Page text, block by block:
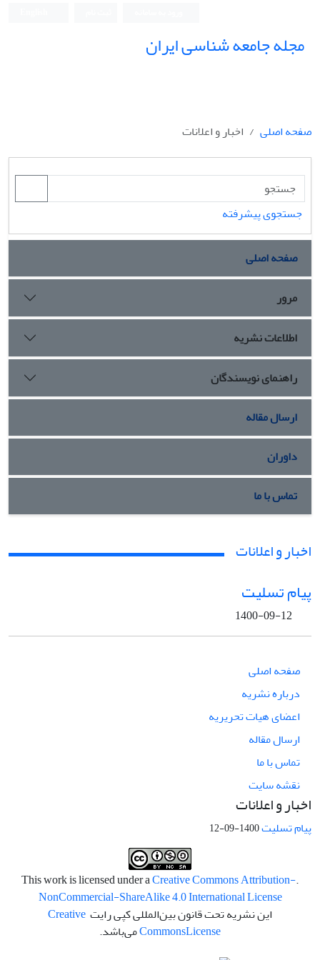
مجله جامعه شناسی ایران
صفحه اصلی اخبار و اعلانات
جستجوی پیشرفته
صفحه اصلی
مرور
اطلاعات نشریه
راهنمای نویسندگان
ارسال مقاله
داوران
تماس با ما
اخبار و اعلانات
پیام تسلیت
1400-09-12
صفحه اصلی
درباره نشریه
اعضای هیات تحریریه
ارسال مقاله
تماس با ما
نقشه سایت
اخبار و اعلانات
پیام تسلیت1400-09-12
.This work is licensed under a
Creative Commons Attribution-
NonCommercial-ShareAlike 4.0 International License
این نشریه تحت قانون بین‌المللی کپی رایت Creative
CommonsLicense می‌باشد.